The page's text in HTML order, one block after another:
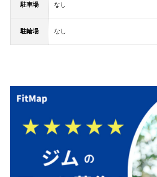
駐車場 なし
駐輪場 なし